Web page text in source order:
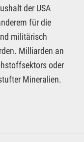
der USA
für die
militärisch
Milliarden an
oder
Mineralien.